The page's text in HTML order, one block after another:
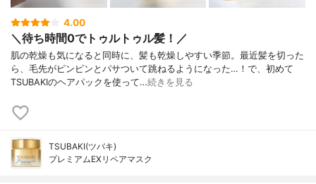
4.00
＼待ち時間0でトゥルトゥル髪！／
肌の乾燥も気になると同時に、髪も乾燥しやすい季節。最近髪を切った
ら、毛先がピンピンとパサついて跳ねるようになった…！で、初めて
TSUBAKIのヘアパックを使って…続きを見る
TSUBAKI(ツバキ)
プレミアムEXリペアマスク